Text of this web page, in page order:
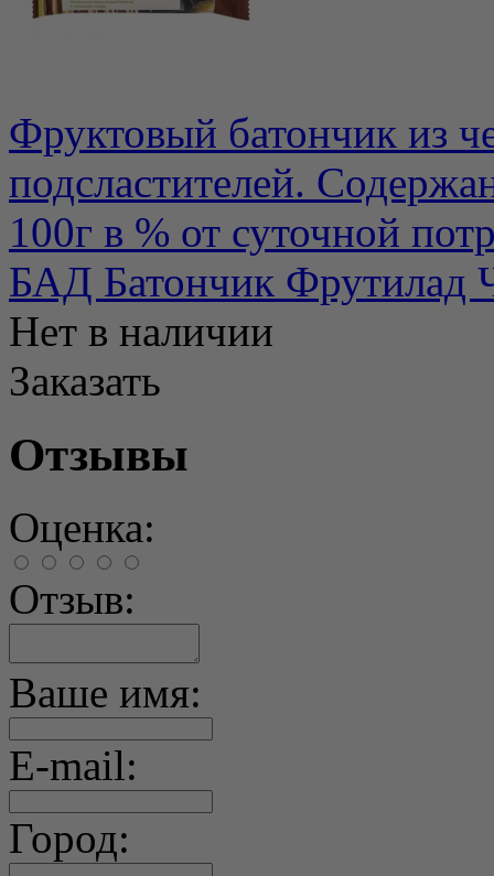
Фруктовый батончик из
подсластителей.
100г в % от суточной
БАД Батончик Фрутилад
Нет в наличии
Заказать
Отзывы
Оценка:
Отзыв:
Ваше имя:
E-mail:
Город: